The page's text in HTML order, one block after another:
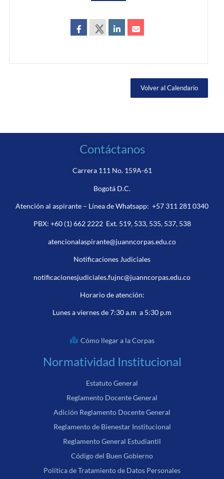
Volver al Calendario
Contáctanos
Carrera 111 No. 159A-61
Bogotá D.C.
Atención al aspirante – Línea de Whatsapp: +57 311 281 0340
PBX: +60 (1) 662 2222Ext. 519, 533, 535, 537, 538
atencionalaspirante@juanncorpas.edu.co
Notificaciones Judiciales
notificacionesjudiciales.fujnc@juanncorpas.edu.co
Horario de atención:
Lunes a viernes de 7:30 a.m a 5:30 p.m
Cómo llegar a la Corpas
Normatividad Institucional
Estatuto General
Reglamento Docente General
Adición Reglamento Docente General
Reglamento de Bienestar Institucional
Reglamento General Estudiantil
Código del Buen Gobierno
Política de Tratamiento de Datos Personales